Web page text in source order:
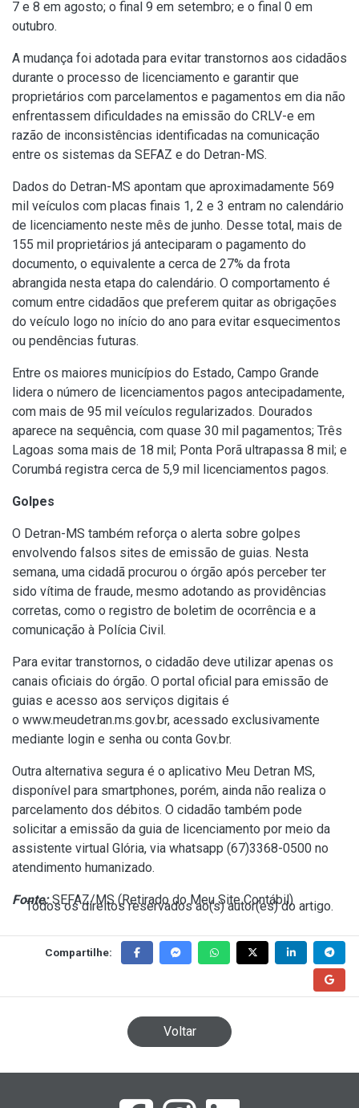
7 e 8 em agosto; o final 9 em setembro; e o final 0 em
outubro.
A mudança foi adotada para evitar transtornos aos cidadãos
durante o processo de licenciamento e garantir que
proprietários com parcelamentos e pagamentos em dia não
enfrentassem dificuldades na emissão do CRLV-e em
razão de inconsistências identificadas na comunicação
entre os sistemas da SEFAZ e do Detran-MS.
Dados do Detran-MS apontam que aproximadamente 569
mil veículos com placas finais 1, 2 e 3 entram no calendário
de licenciamento neste mês de junho. Desse total, mais de
155 mil proprietários já anteciparam o pagamento do
documento, o equivalente a cerca de 27% da frota
abrangida nesta etapa do calendário. O comportamento é
comum entre cidadãos que preferem quitar as obrigações
do veículo logo no início do ano para evitar esquecimentos
ou pendências futuras.
Entre os maiores municípios do Estado, Campo Grande
lidera o número de licenciamentos pagos antecipadamente,
com mais de 95 mil veículos regularizados. Dourados
aparece na sequência, com quase 30 mil pagamentos; Três
Lagoas soma mais de 18 mil; Ponta Porã ultrapassa 8 mil; e
Corumbá registra cerca de 5,9 mil licenciamentos pagos.
Golpes
O Detran-MS também reforça o alerta sobre golpes
envolvendo falsos sites de emissão de guias. Nesta
semana, uma cidadã procurou o órgão após perceber ter
sido vítima de fraude, mesmo adotando as providências
corretas, como o registro de boletim de ocorrência e a
comunicação à Polícia Civil.
Para evitar transtornos, o cidadão deve utilizar apenas os
canais oficiais do órgão. O portal oficial para emissão de
guias e acesso aos serviços digitais é
o www.meudetran.ms.gov.br, acessado exclusivamente
mediante login e senha ou conta Gov.br.
Outra alternativa segura é o aplicativo Meu Detran MS,
disponível para smartphones, porém, ainda não realiza o
parcelamento dos débitos. O cidadão também pode
solicitar a emissão da guia de licenciamento por meio da
assistente virtual Glória, via whatsapp (67)3368-0500 no
atendimento humanizado.
Fonte:SEFAZ/MS (Retirado do Meu Site Contábil)
Todos os direitos reservados ao(s) autor(es) do artigo.
Compartilhe:
Voltar